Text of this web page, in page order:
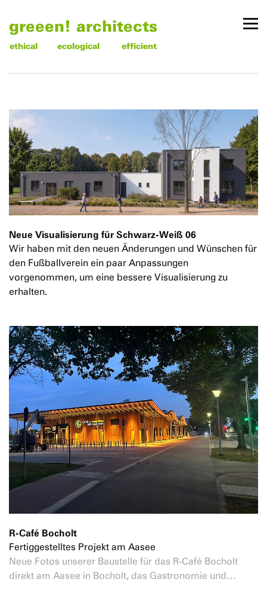
greeen! architects
ethical ecological efficient
Neue Visualisierung für Schwarz-Weiß 06
Wir haben mit den neuen Änderungen und Wünschen für
den Fußballverein ein paar Anpassungen
vorgenommen, um eine bessere Visualisierung zu
erhalten.
R-Café Bocholt
Fertiggestelltes Projekt am Aasee
Neue Fotos unserer Baustelle für das R-Café Bocholt
direkt am Aasee in Bocholt, das Gastronomie und…